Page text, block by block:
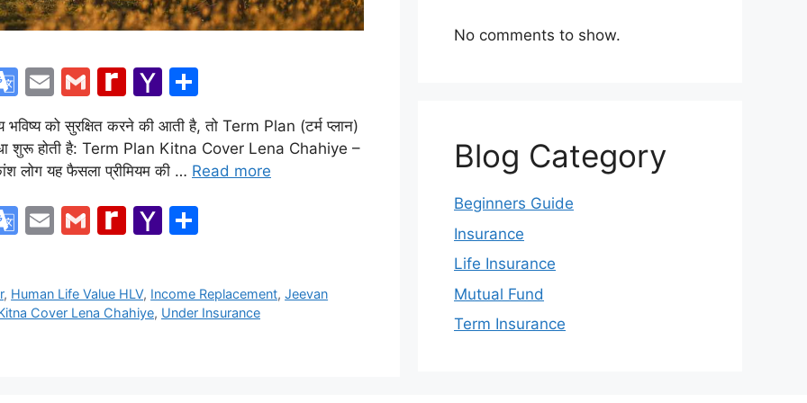
G
o
o
gl
e
Tr
n
sl
E
m
ai
l
G
ai
l
R
e
di
ff
M
y
a
g
Y
a
h
o
o
M
l
h
ar
e
को सुरक्षित करने की आती है, तो Term Plan (टर्म प्लान)
शुरू होती है: Term Plan Kitna Cover Lena Chahiye –
लोग यह फैसला प्रीमियम की … Read more
G
gl
E
l
G
l
R
ff
Y
o e
, Human Life Value HLV, Income Replacement,Jeevan
Cover Lena Chahiye, Under Insurance
No comments to show.
Blog Category
Beginners Guide
Insurance
Life Insurance
Mutual Fund
Term Insurance